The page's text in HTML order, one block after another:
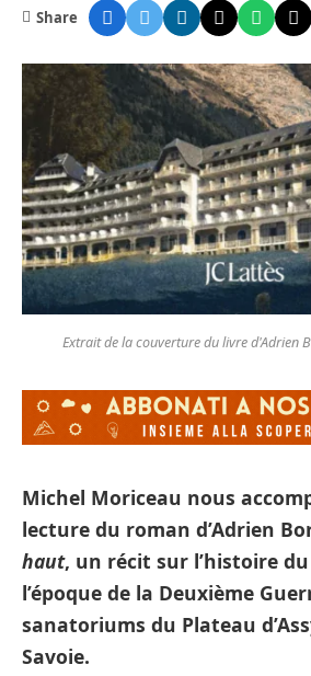
Share
Extrait de la couverture du livre d'Adrien
Michel Moriceau nous
lecture du roman d’Adrien
haut, un récit sur l’histoire
l’époque de la Deuxième
sanatoriums du Plateau
Savoie.